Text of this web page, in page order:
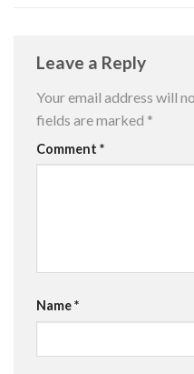
Leave a Reply
Your email address will
fields are marked *
Comment *
Name*